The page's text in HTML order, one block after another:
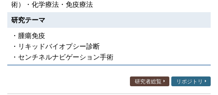
術）・化学療法・免疫療法
研究テーマ
・腫瘍免疫
・リキッドバイオプシー診断
・センチネルナビゲーション手術
研究者総覧 リポジトリ